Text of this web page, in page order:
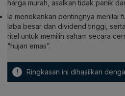
harga murah, asalkan tidak panik
Ia menekankan pentingnya menilai
laba besar dan dividend tinggi,
ritel untuk memilih saham secara
“hujan emas”.
! Ringkasan ini dihasilkan